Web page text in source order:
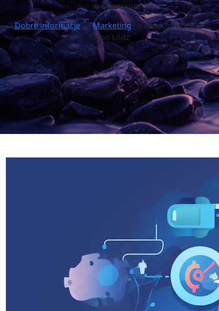
0 comments
Dobre informacje>>Marketing>> Pozycjonowanie
stron Łódź